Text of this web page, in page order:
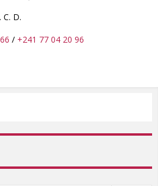
C. D.
/ +241 77 04 20 96